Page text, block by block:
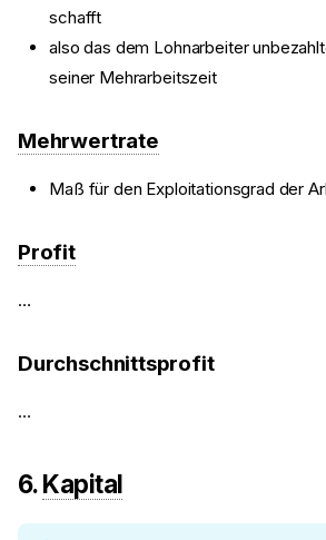
schafft
also das dem Lohnarbeiter
seiner Mehrarbeitszeit
Mehrwertrate
Maß für den Exploitationsgrad der
Profit
…
Durchschnittsprofit
…
6.Kapital